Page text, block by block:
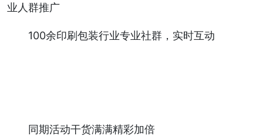
业人群推广
100余印刷包装行业专业社群，实时互动
同期活动干货满满精彩加倍